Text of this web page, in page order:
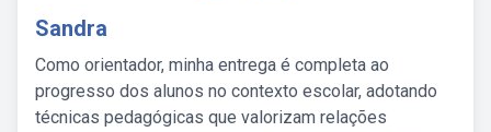
Sandra
Como orientador, minha entrega é completa ao
progresso dos alunos no contexto escolar, adotando
técnicas pedagógicas que valorizam relações